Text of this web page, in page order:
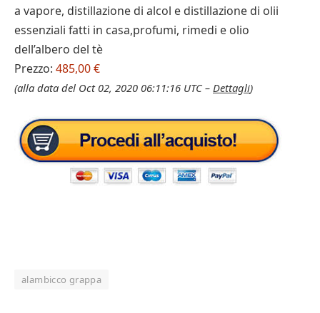
a vapore, distillazione di alcol e distillazione di olii
essenziali fatti in casa,profumi, rimedi e olio
dell’albero del tè
Prezzo: 485,00 €
(alla data del Oct 02, 2020 06:11:16 UTC – Dettagli)
alambicco grappa